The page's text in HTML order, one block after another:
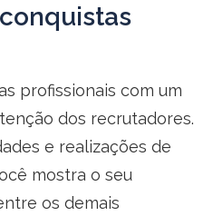
profissionais com um
dos recrutadores.
e realizações de
mostra o seu
os demais